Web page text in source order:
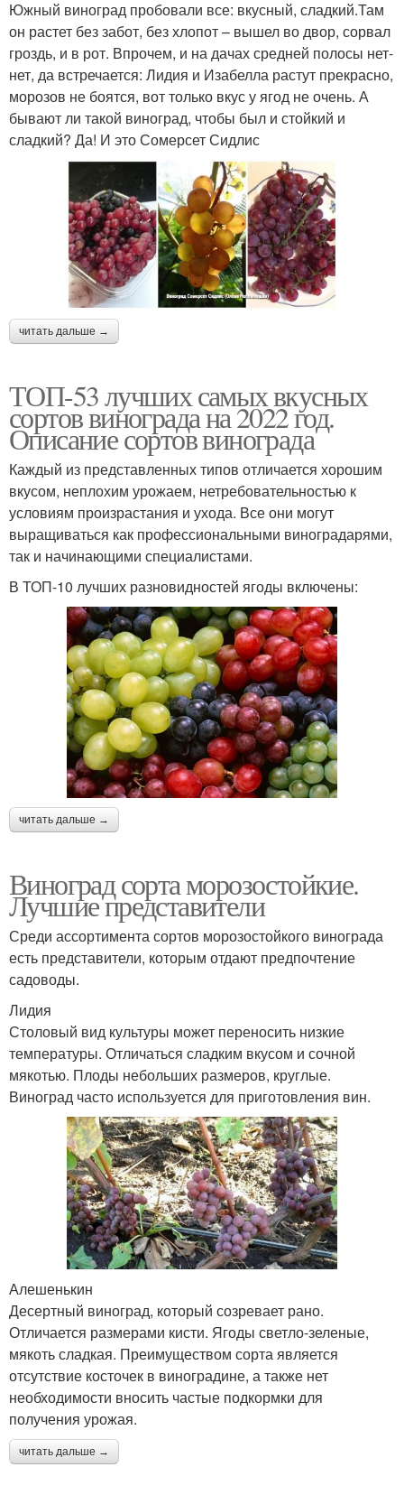
Южный виноград пробовали все: вкусный, сладкий.Там
он растет без забот, без хлопот – вышел во двор, сорвал
гроздь, и в рот. Впрочем, и на дачах средней полосы нет-
нет, да встречается: Лидия и Изабелла растут прекрасно,
морозов не боятся, вот только вкус у ягод не очень. А
бывают ли такой виноград, чтобы был и стойкий и
сладкий? Да! И это Сомерсет Сидлис
читать дальше →
ТОП-53 лучших самых вкусных
сортов винограда на 2022 год.
Описание сортов винограда
Каждый из представленных типов отличается хорошим
вкусом, неплохим урожаем, нетребовательностью к
условиям произрастания и ухода. Все они могут
выращиваться как профессиональными виноградарями,
так и начинающими специалистами.
В ТОП-10 лучших разновидностей ягоды включены:
читать дальше →
Виноград сорта морозостойкие.
Лучшие представители
Среди ассортимента сортов морозостойкого винограда
есть представители, которым отдают предпочтение
садоводы.
Лидия
Столовый вид культуры может переносить низкие
температуры. Отличаться сладким вкусом и сочной
мякотью. Плоды небольших размеров, круглые.
Виноград часто используется для приготовления вин.
Алешенькин
Десертный виноград, который созревает рано.
Отличается размерами кисти. Ягоды светло-зеленые,
мякоть сладкая. Преимуществом сорта является
отсутствие косточек в виноградине, а также нет
необходимости вносить частые подкормки для
получения урожая.
читать дальше →